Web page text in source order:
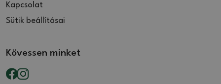
Kapcsolat
Sütik beállításai
Kövessen minket